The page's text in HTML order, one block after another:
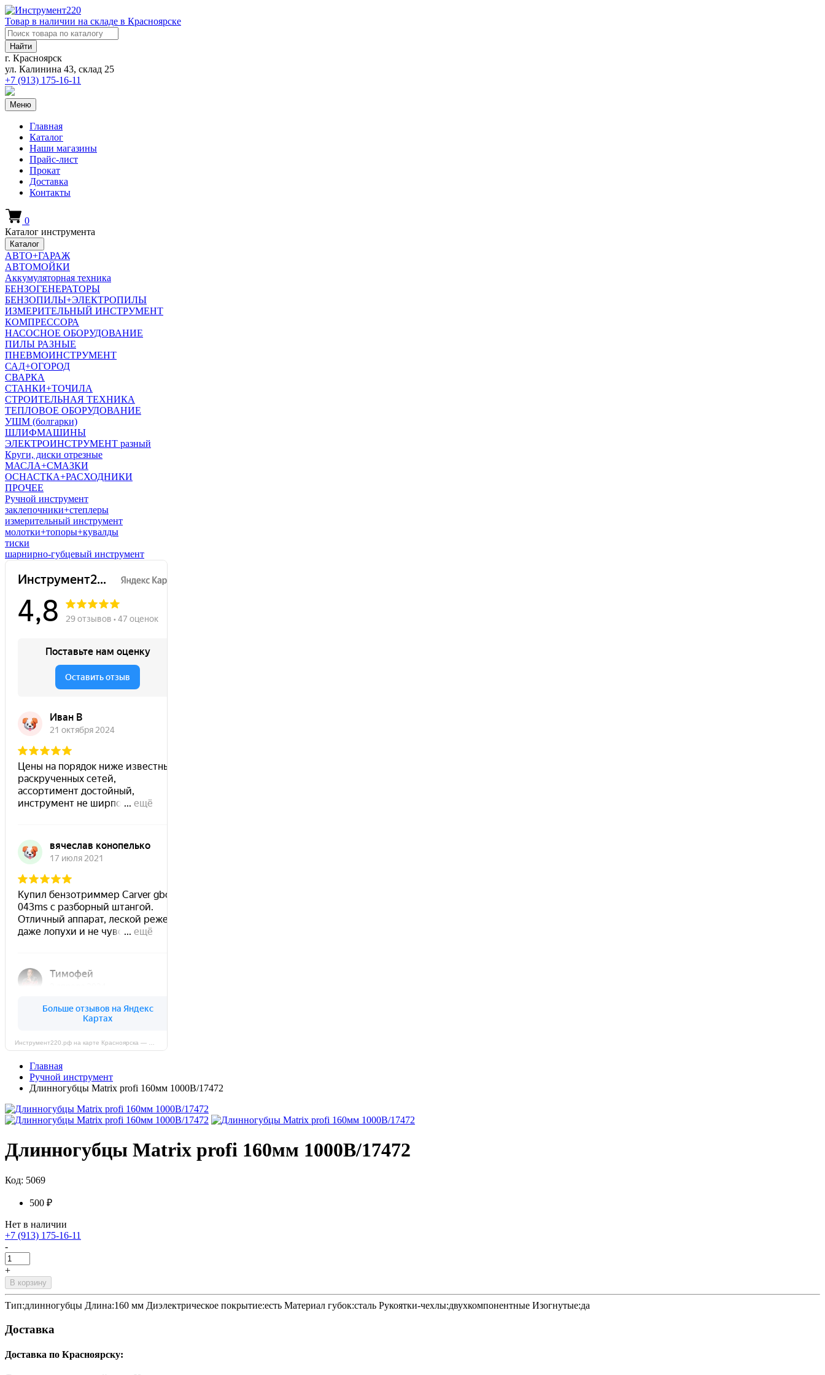
Товар в наличии на складе в Красноярске
Найти
г. Красноярск
ул. Калинина 43, склад 25
+7 (913) 175-16-11
Меню
Главная
Каталог
Наши магазины
Прайс-лист
Прокат
Доставка
Контакты
0
Каталог инструмента
Каталог
АВТО+ГАРАЖ
АВТОМОЙКИ
Аккумуляторная техника
БЕНЗОГЕНЕРАТОРЫ
БЕНЗОПИЛЫ+ЭЛЕКТРОПИЛЫ
ИЗМЕРИТЕЛЬНЫЙ ИНСТРУМЕНТ
КОМПРЕССОРА
НАСОСНОЕ ОБОРУДОВАНИЕ
ПИЛЫ РАЗНЫЕ
ПНЕВМОИНСТРУМЕНТ
САД+ОГОРОД
СВАРКА
СТАНКИ+ТОЧИЛА
СТРОИТЕЛЬНАЯ ТЕХНИКА
ТЕПЛОВОЕ ОБОРУДОВАНИЕ
УШМ (болгарки)
ШЛИФМАШИНЫ
ЭЛЕКТРОИНСТРУМЕНТ разный
Круги, диски отрезные
МАСЛА+СМАЗКИ
ОСНАСТКА+РАСХОДНИКИ
ПРОЧЕЕ
Ручной инструмент
заклепочники+степлеры
измерительный инструмент
молотки+топоры+кувалды
тиски
шарнирно-губцевый инструмент
Главная
Ручной инструмент
Длинногубцы Matrix profi 160мм 1000В/17472
Длинногубцы Matrix profi 160мм 1000В/17472
Код: 5069
500 ₽
Нет в наличии
+7 (913) 175-16-11
-
+
В корзину
Тип:длинногубцы Длина:160 мм Диэлектрическое покрытие:есть Материал губок:сталь Рукоятки-чехлы:двухкомпонентные Изогнутые:да
Доставка
Доставка по Красноярску: